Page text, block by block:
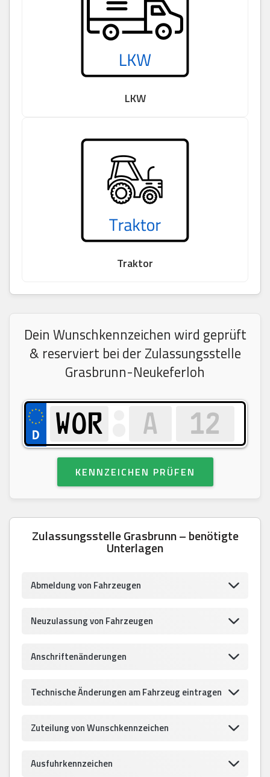
LKW
Traktor
Dein Wunschkennzeichen wird geprüft
& reserviert bei der Zulassungsstelle
Grasbrunn-Neukeferloh
KENNZEICHEN PRÜFEN
Zulassungsstelle Grasbrunn – benötigte
Unterlagen
Abmeldung von Fahrzeugen
Neuzulassung von Fahrzeugen
Anschriftenänderungen
Technische Änderungen am Fahrzeug eintragen
Zuteilung von Wunschkennzeichen
Ausfuhrkennzeichen